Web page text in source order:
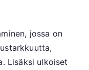
jossa on
Lisäksi ulkoiset